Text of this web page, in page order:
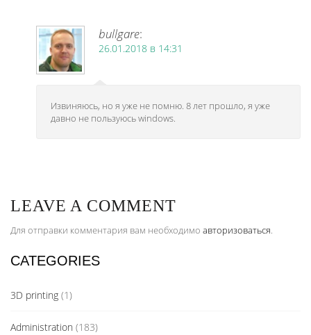
bullgare:
26.01.2018 в 14:31
Извиняюсь, но я уже не помню. 8 лет прошло, я уже
давно не пользуюсь windows.
LEAVE A COMMENT
Для отправки комментария вам необходимо авторизоваться.
CATEGORIES
3D printing (1)
Administration (183)